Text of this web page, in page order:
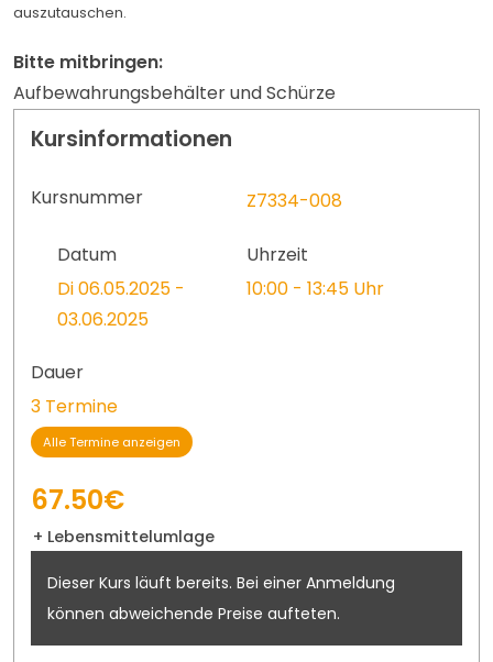
auszutauschen.
Bitte mitbringen:
Aufbewahrungsbehälter und Schürze
Kursinformationen
Kursnummer Z7334-008
Datum
Di 06.05.2025 -
03.06.2025
Uhrzeit
10:00 - 13:45 Uhr
Dauer
3 Termine
Alle Termine anzeigen
67.50€
+ Lebensmittelumlage
Dieser Kurs läuft bereits. Bei einer Anmeldung
können abweichende Preise aufteten.